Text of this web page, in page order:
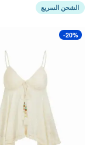
الشحن السريع
-20%